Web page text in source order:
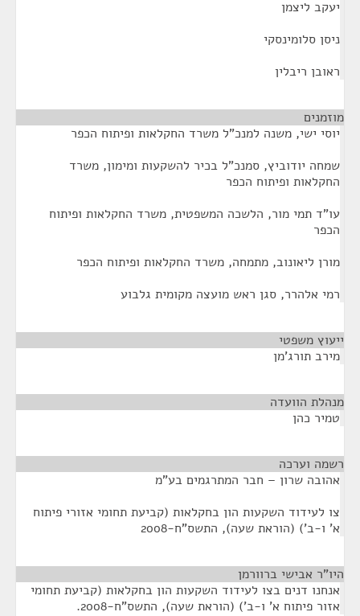
יעקב ליצמן
ניסן סלומינסקי
ראובן ריבלין
מוזמנים
יוסי ישי, משנה למנכ"ל משרד החקלאות ופיתוח הכפר
שמחה יודוביץ, סמנכ"ל בכיר להשקעות ומימון, משרד
החקלאות ופיתוח הכפר
עו"ד תמי מור, הלשכה המשפטית, משרד החקלאות ופיתוח
הכפר
מורן ליאונוב, מתמחה, משרד החקלאות ופיתוח הכפר
רמי אלהרר, סגן ראש מועצה מקומית גלבוע
ייעוץ משפטי
מירב תורג'מן
מנהלת הוועדה
טמיר כהן
רשמה וערכה
אהובה שרון – חבר המתרגמים בע"מ
צו לעידוד השקעות הון בחקלאות (קביעת תחומי אזורי פיתוח
א' ו-ב') (הוראת שעה), התשס"ח-2008
היו"ר אבישי ברוורמן
אנחנו דנים בצו לעידוד השקעות הון בחקלאות (קביעת תחומי
אזור פיתוח א' ו-ב') (הוראת שעה), התשס"ח-2008.